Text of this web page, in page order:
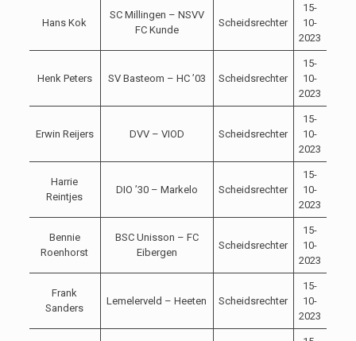
Hans Kok
SC Millingen – NSVV
FC Kunde
Scheidsrechter
15-
10-
2023
Henk Peters SV Basteom – HC ’03 Scheidsrechter
15-
10-
2023
Erwin Reijers DVV – VIOD Scheidsrechter
15-
10-
2023
Harrie
Reintjes
DIO ’30 – Markelo Scheidsrechter
15-
10-
2023
Bennie
Roenhorst
BSC Unisson – FC
Eibergen
Scheidsrechter
15-
10-
2023
Frank
Sanders
Lemelerveld – Heeten Scheidsrechter
15-
10-
2023